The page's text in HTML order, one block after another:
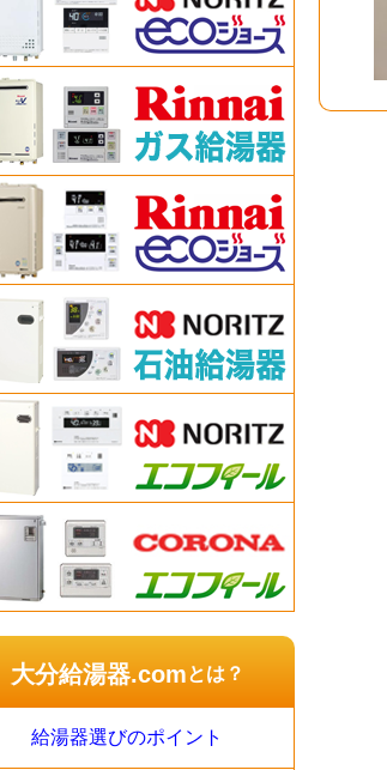
大分給湯器.comとは？
給湯器選びのポイント